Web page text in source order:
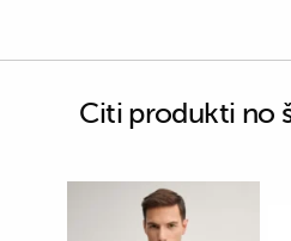
Citi produkti no